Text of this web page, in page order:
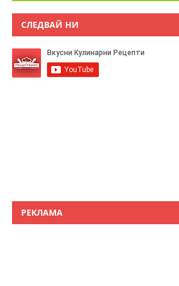
СЛЕДВАЙ НИ
РЕКЛАМА